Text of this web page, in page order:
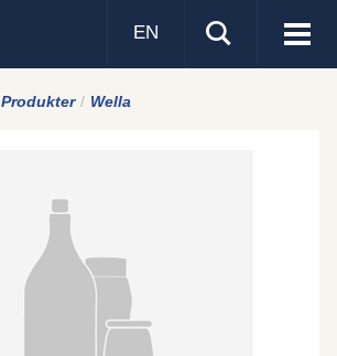
Visa
EN
Produkter Wella